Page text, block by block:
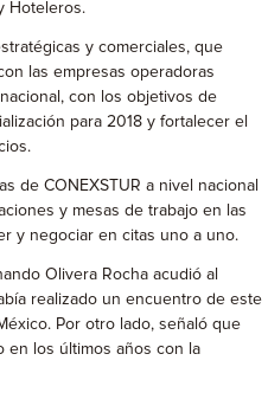
Hoteleros.
y comerciales, que
las empresas operadoras
con los objetivos de
para 2018 y fortalecer el
de CONEXSTUR a nivel nacional
y mesas de trabajo en las
y negociar en citas uno a uno.
Olivera Rocha acudió al
realizado un encuentro de este
Por otro lado, señaló que
en los últimos años con la